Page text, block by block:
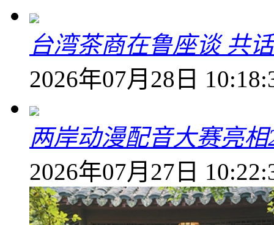
台湾茶商在鲁座谈 共
2026年07月28日
两岸动漫配音大赛亮
2026年07月27日